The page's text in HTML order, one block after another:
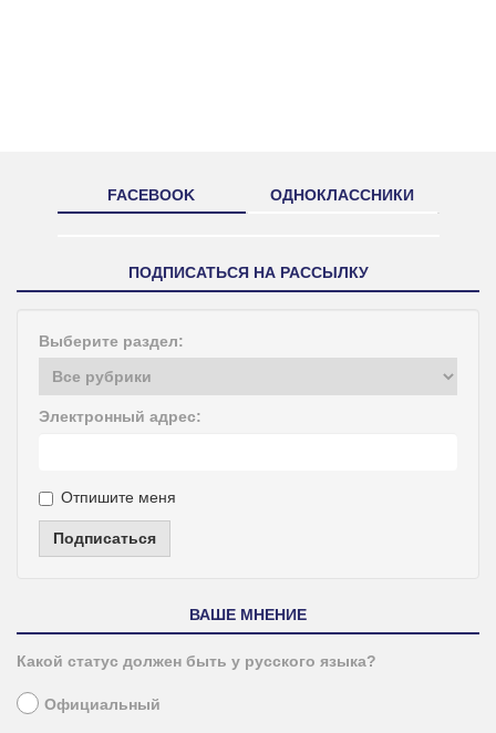
FACEBOOK ОДНОКЛАССНИКИ
ПОДПИСАТЬСЯ НА РАССЫЛКУ
Выберите раздел:
Электронный адрес:
Отпишите меня
Подписаться
ВАШЕ МНЕНИЕ
Какой статус должен быть у русского языка?
Официальный